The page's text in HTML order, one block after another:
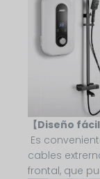
【Diseño
Es
cables
frontal, que